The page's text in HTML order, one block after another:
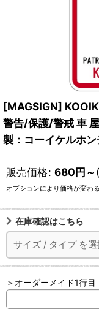
[MAGSIGN]
警告/保護/警戒 車
製：コーイケルホ
販売価格: 680円～
オプションにより価格が変わ
在庫確認はこちら
サイズ / タイプ を
＞オーダーメイド1行目